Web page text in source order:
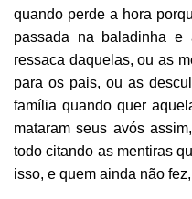
quando perde a hora
passada na baladinha e
ressaca daquelas, ou as
para os pais, ou as
família quando quer
mataram seus avós
todo citando as mentiras
isso, e quem ainda não